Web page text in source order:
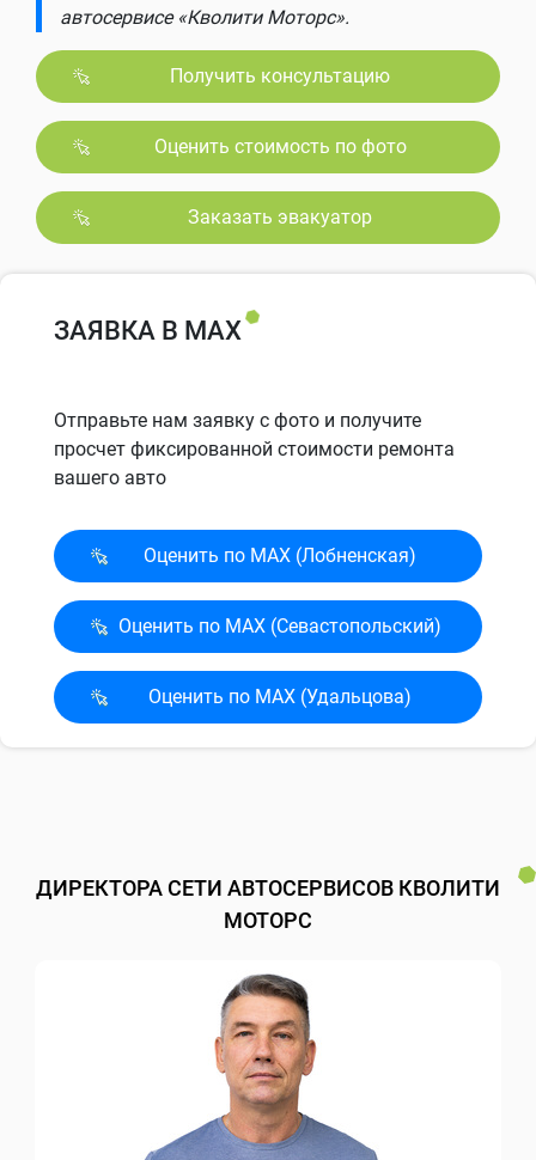
автосервисе «Кволити Моторс».
Получить консультацию
Оценить стоимость по фото
Заказать эвакуатор
ЗАЯВКА В MAX
Отправьте нам заявку с фото и получите
просчет фиксированной стоимости ремонта
вашего авто
Оценить по MAX (Лобненская)
Оценить по MAX (Севасто­польский)
Оценить по MAX (Удальцова)
ДИРЕКТОРА СЕТИ АВТОСЕРВИСОВ КВОЛИТИ
МОТОРС